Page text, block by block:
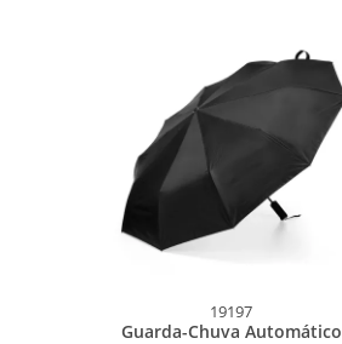
19197
Guarda-Chuva Automático